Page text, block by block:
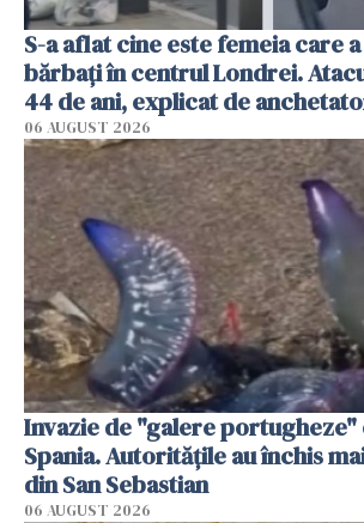
S-a aflat cine este femeia care
bărbați în centrul Londrei.
44 de ani, explicat de
06 AUGUST 2026
Invazie de "galere
Spania. Autoritățile au închis
din San Sebastian
06 AUGUST 2026